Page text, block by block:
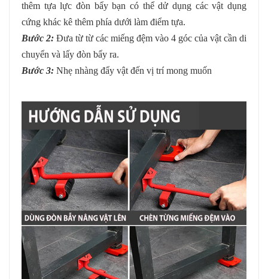
thêm tựa lực đòn bẩy bạn có thể dử dụng các vật dụng
cứng khác kê thêm phía dưới làm điểm tựa.
Bước 2: Đưa từ từ các miếng đệm vào 4 góc của vật cần di
chuyển và lấy đòn bẩy ra.
Bước 3: Nhẹ nhàng đẩy vật đến vị trí mong muốn